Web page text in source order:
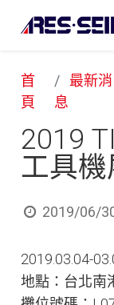
首
頁
最新消
息
2019
工具機
2019/06/
2019.03.04-
地點：台北南